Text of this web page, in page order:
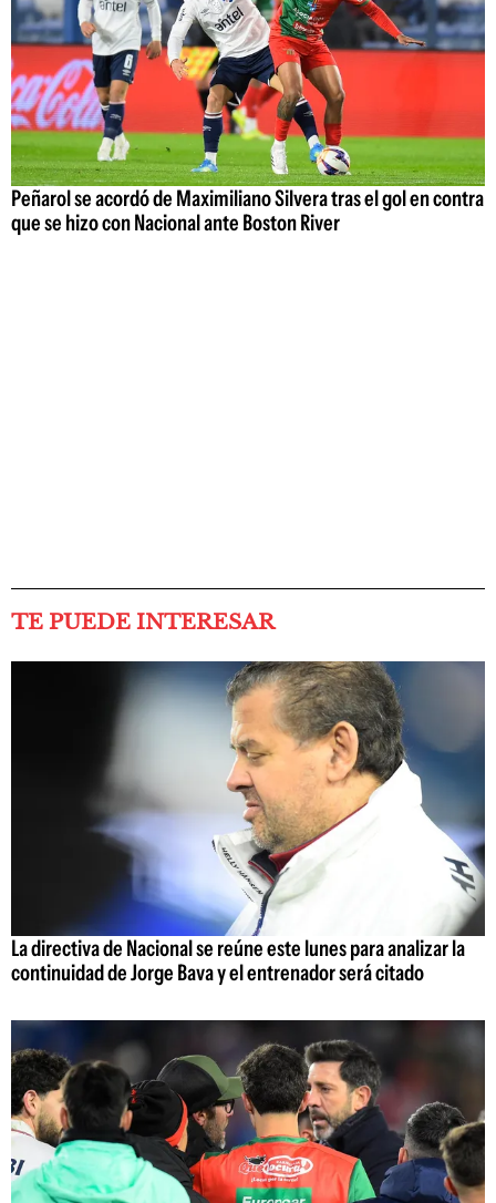
Peñarol se acordó de Maximiliano Silvera tras el gol en contra
que se hizo con Nacional ante Boston River
TE PUEDE INTERESAR
La directiva de Nacional se reúne este lunes para analizar la
continuidad de Jorge Bava y el entrenador será citado